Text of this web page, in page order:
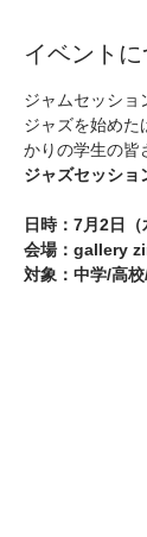
イベント
ジャムセッショ
ジャズを始めた
かりの学生の皆
ジャズセッショ
日時：7月2日
会場：gallery
対象：中学/高